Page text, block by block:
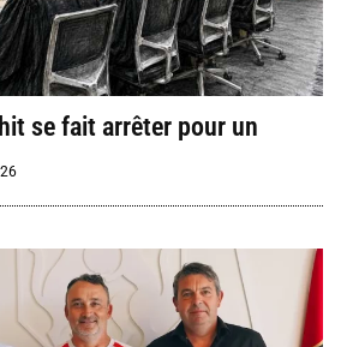
se fait arrêter pour un